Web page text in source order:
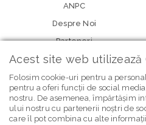
ANPC
Despre Noi
Parteneri
Acest site web utilizează
Folosim cookie-uri pentru a
pentru a oferi funcții de social
nostru. De asemenea, împărtășim
ului nostru cu partenerii noștri de
care îl pot combina cu alte